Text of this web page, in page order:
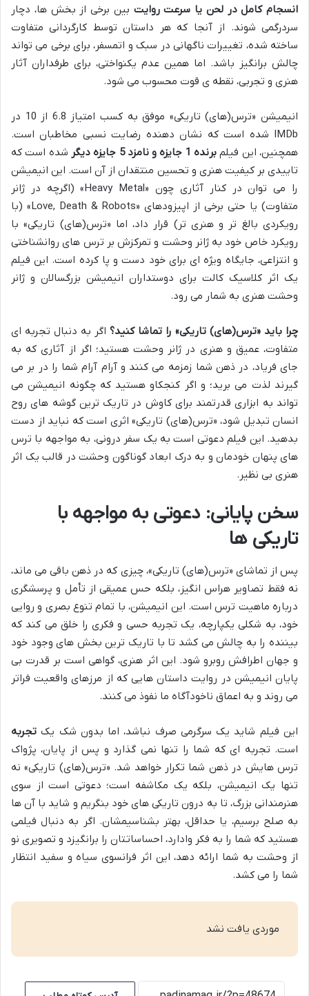
انسجام کامل در لحن یا سرعت روایت بین برخی از بخش ها، دچار
سردرگمی شوند. از آنجا که هر داستان توسط کارگردانی متفاوت
ساخته شده، تغییرات ناگهانی در سبک و اتمسفر، برای برخی می تواند
چالش برانگیز باشد. اما همین عدم یکنواختی، برای طرفداران آثار
هنری و تجربی، نقطه ی قوت محسوب می شود.
انیمیشن «ترس(های) تاریکی» موفق به کسب امتیاز 6.8 از 10 در
IMDb شده است که نشان دهنده رضایت نسبی مخاطبان است.
همچنین، این فیلم برنده 1 جایزه و نامزد 5 جایزه دیگر
شده است که
تاییدی بر کیفیت هنری و تحسین منتقدان از آن است. این انیمیشن
را می توان در کنار آثاری چون «Heavy Metal» (اگرچه در ژانر
متفاوت) یا حتی برخی از اپیزودهای «Love, Death & Robots» (با
رویکردی بالغ تر و هنری تر) قرار داد، اما «ترس(های) تاریکی» با
رویکرد خاص خود به ژانر وحشت و تمرکزش بر ترس های روانشناختی
و انتزاعی، جایگاه ویژه ای برای خود دست و پا کرده است. این فیلم
یک اثر کلاسیک کالت برای دوستداران انیمیشن بزرگسالان و ژانر
وحشت هنری به شمار می رود.
چرا باید «ترس(های) تاریکی» را تماشا کنید؟ اگر به دنبال تجربه ای
متفاوت، عمیق و هنری در ژانر وحشت هستید؛ اگر از آثاری که به
جای فریاد، در ذهن شما زمزمه می کنند و آرام آرام شما را در بر می
گیرند لذت می برید؛ و اگر کنجکاو هستید که چگونه انیمیشن می
تواند به ابزاری قدرتمند برای کاوش در تاریک ترین گوشه های روح
انسان تبدیل شود، «ترس(های) تاریکی» اثری است که نباید از دست
بدهید. این فیلم دعوتی است به یک سفر درونی، به مواجهه با ترس
های پنهان خودمان و به درک ابعاد گوناگون وحشت در قالب یک اثر
هنری بی نظیر.
سخن پایانی: دعوتی به مواجهه با
تاریکی ها
پس از تماشای «ترس(های) تاریکی»، چیزی که در ذهن باقی می ماند،
نه فقط تصاویر هراس انگیز، بلکه حس عمیقی از تأمل و پرسشگری
درباره ماهیت ترس است. این انیمیشن، با تمام تنوع بصری و روایی
خود، به شکلی یکپارچه، یک تجربه حسی و فکری را خلق می کند که
بیننده را به چالش می کشد تا با تاریک ترین بخش های وجود خود
و جهان اطرافش روبرو شود. این اثر هنری، گواهی است بر قدرت بی
پایان انیمیشن در روایت داستان هایی که از مرزهای واقعیت فراتر
می روند و به اعماق ناخودآگاه ما نفوذ می کنند.
این فیلم شاید یک سرگرمی صرف نباشد، اما بدون شک یک تجربه
است. تجربه ای که شما را تنها نمی گذارد و پس از پایان، پژواک
ترس هایش در ذهن شما تکرار خواهد شد. «ترس(های) تاریکی» نه
تنها یک انیمیشن، بلکه یک مکاشفه است؛ دعوتی است از سوی
هنرمندانی بزرگ، تا به درون تاریکی های خود بنگریم و شاید با آن ها
به صلح برسیم، یا حداقل، بهتر بشناسیمشان. اگر به دنبال فیلمی
هستید که شما را به فکر وادارد، احساساتتان را برانگیزد و تصویری نو
از وحشت به شما ارائه دهد، این اثر فرانسوی سیاه و سفید انتظار
شما را می کشد.
موردی یافت نشد